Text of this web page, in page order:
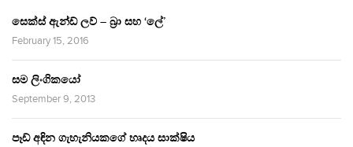
සෙක්ස් ඇන්ඩ් ලව් – බ්‍රා සහ ‘ලේ’
February 15, 2016
සම ලිංගිකයෝ
September 9, 2013
පෑඩ් අඳින ගැහැනියකගේ හෘදය සාක්ෂිය